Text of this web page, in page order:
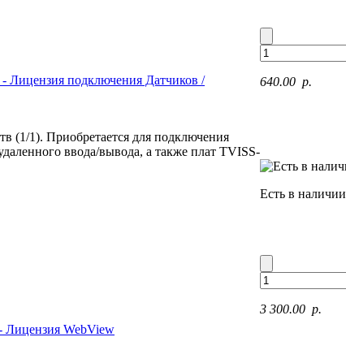
Лицензия подключения Датчиков /
(1/1). Приобретается для подключения
ввода/вывода, а также плат TVISS-
640.00 p.
Есть в наличии
Лицензия WebView
3 300.00 p.